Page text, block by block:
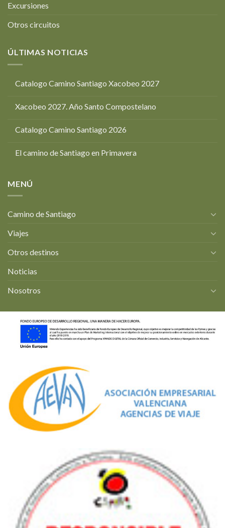
Excursiones
Otros circuitos
ÚLTIMAS NOTICIAS
Catalogo Camino Santiago Xacobeo 2027
Xacobeo 2027. Año Santo Compostelano
Catalogo Camino Santiago 2026
El camino de Santiago en Primavera
MENÚ
Camino de Santiago
Viajes
Otros destinos
Noticias
Nosotros